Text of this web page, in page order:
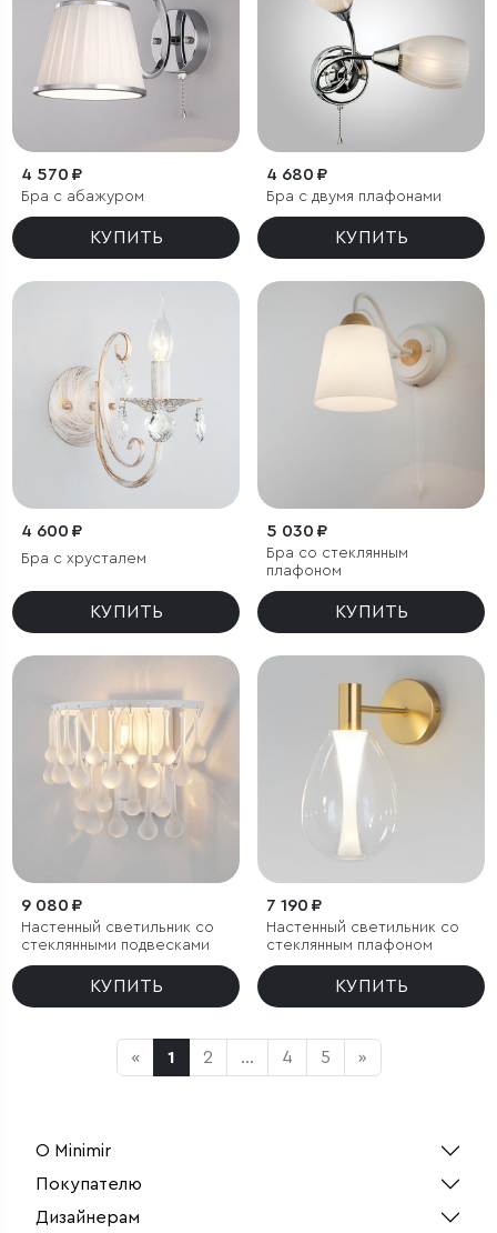
4 570 ₽
Бра с абажуром
КУПИТЬ
4 680 ₽
Бра с двумя плафонами
КУПИТЬ
4 600 ₽
Бра с хрусталем
КУПИТЬ
5 030 ₽
Бра со стеклянным
плафоном
КУПИТЬ
9 080 ₽
Настенный светильник со
стеклянными подвесками
КУПИТЬ
7 190 ₽
Настенный светильник со
стеклянным плафоном
КУПИТЬ
« 1 2 ... 4 5 »
О Minimir
Покупателю
Дизайнерам